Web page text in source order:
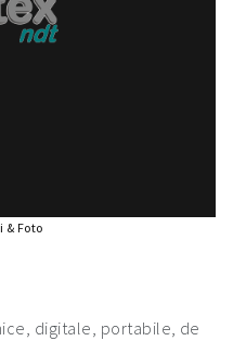
& Foto
digitale, portabile, de